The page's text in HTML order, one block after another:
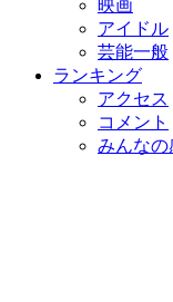
映画
アイドル
芸能一般
ランキング
アクセス
コメント
みんなの